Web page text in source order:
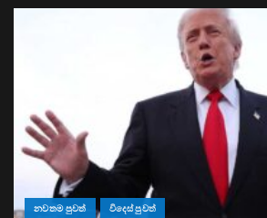
නවතම පුවත් විදෙස් පුවත්